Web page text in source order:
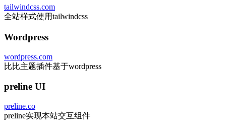
tailwindcss.com
全站样式使用tailwindcss
Wordpress
wordpress.com
比比主题插件基于wordpress
preline UI
preline.co
preline实现本站交互组件